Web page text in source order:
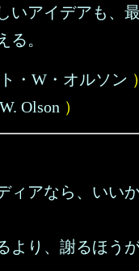
いアイデアも、
る。
・W・オルソン ）
Olson ）
ィアなら、いい
より、謝るほう